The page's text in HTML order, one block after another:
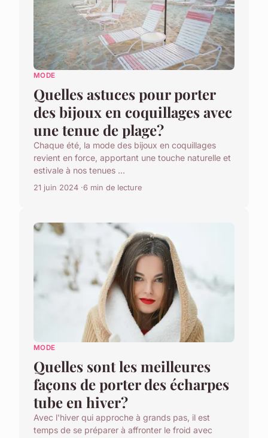
MODE
Quelles astuces pour porter
des bijoux en coquillages avec
une tenue de plage?
Chaque été, la mode des bijoux en coquillages
revient en force, apportant une touche naturelle et
estivale à nos tenues ...
21 juin 2024 6 min de lecture
MODE
Quelles sont les meilleures
façons de porter des écharpes
tube en hiver?
Avec l'hiver qui approche à grands pas, il est
temps de se préparer à affronter le froid avec